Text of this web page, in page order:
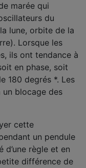
marée qui
du
lune, orbite de la
Lorsque les
ils ont tendance à
en phase, soit
180 degrés *. Les
un blocage des
cette
un pendule
d’une règle et en
différence de